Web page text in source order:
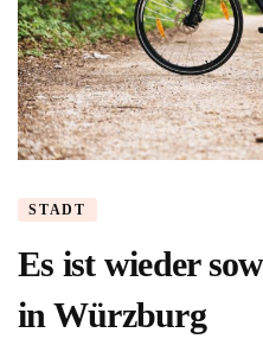
STADT
Es ist wieder
in Würzburg